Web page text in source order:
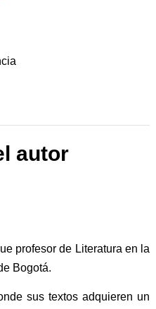
autor
profesor de Literatura en la
Bogotá.
sus textos adquieren un